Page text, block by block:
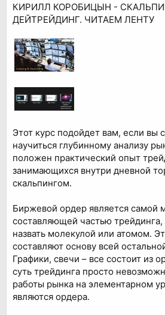
КИРИЛЛ КОРОБИЦЫН -
ДЕЙТРЕЙДИНГ. ЧИТАЕМ ЛЕНТУ
Этот курс подойдет вам, если вы
научиться глубинному анализу
положен практический опыт
занимающихся внутри дневной
скальпингом.
Биржевой ордер является самой
составляющей частью
назвать молекулой или атомом.
составляют основу всей
Графики, свечи – все состоит из
суть трейдинга просто
работы рынка на элементарном
являются ордера.